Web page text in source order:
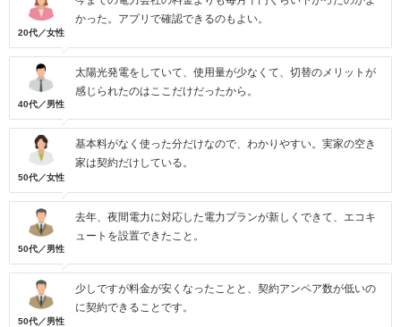
20代／女性
かった。アプリで確認できるのもよい。
40代／男性
太陽光発電をしていて、使用量が少なくて、切替のメリットが
感じられたのはここだけだったから。
50代／女性
基本料がなく使った分だけなので、わかりやすい。実家の空き
家は契約だけしている。
50代／男性
去年、夜間電力に対応した電力プランが新しくできて、エコキ
ュートを設置できたこと。
50代／男性
少しですが料金が安くなったことと、契約アンペア数が低いの
に契約できることです。